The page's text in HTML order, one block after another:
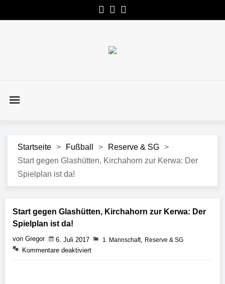
Startseite > Fußball > Reserve & SG >
Start gegen Glashütten, Kirchahorn zur Kerwa: Der
Spielplan ist da!
Start gegen Glashütten, Kirchahorn zur Kerwa: Der
Spielplan ist da!
von Gregor 6. Juli 2017 1. Mannschaft, Reserve & SG
Kommentare deaktiviert